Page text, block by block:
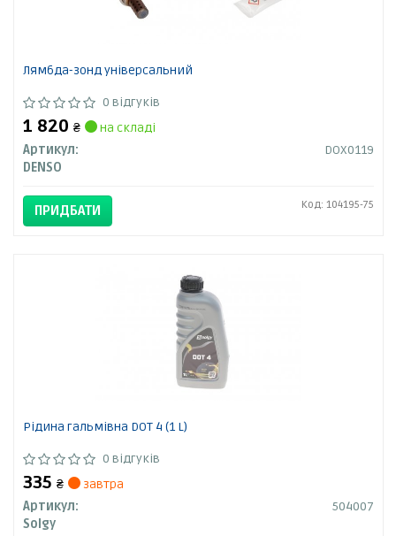
Лямбда-зонд універсальний
0 відгуків
1 820 ₴
на складі
Артикул:
DOX0119
DENSO
ПРИДБАТИ Код: 104195-75
Рідина гальмівна DOT 4 (1 L)
0 відгуків
335 ₴
завтра
Артикул:
504007
Solgy